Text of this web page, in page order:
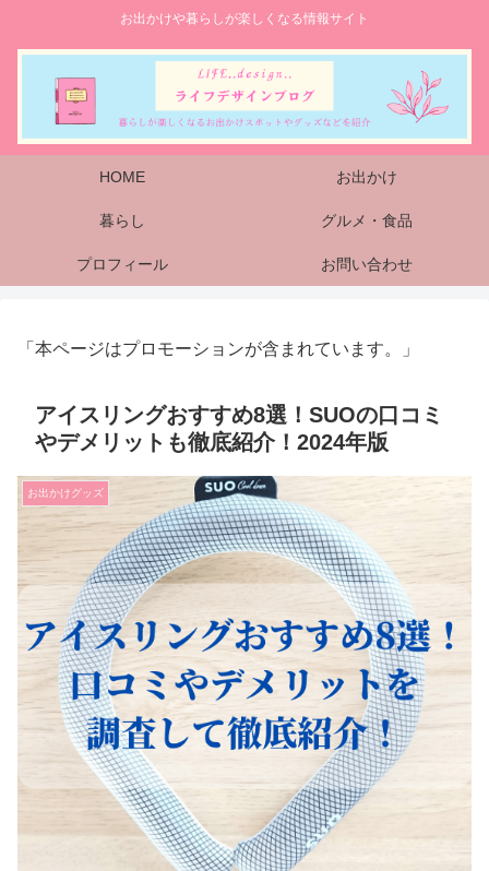
お出かけや暮らしが楽しくなる情報サイト
HOME お出かけ
暮らし グルメ・食品
プロフィール お問い合わせ
「本ページはプロモーションが含まれています。」
アイスリングおすすめ8選！SUOの口コミ
やデメリットも徹底紹介！2024年版
お出かけグッズ